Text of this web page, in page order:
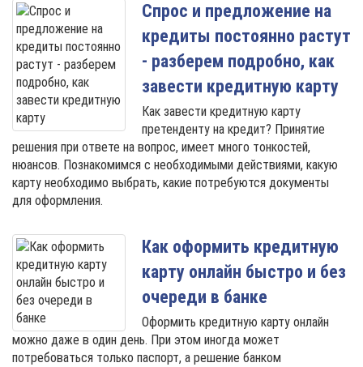
Спрос и предложение на
кредиты постоянно растут
- разберем подробно, как
завести кредитную карту
Как завести кредитную карту
претенденту на кредит? Принятие
решения при ответе на вопрос, имеет много тонкостей,
нюансов. Познакомимся с необходимыми действиями, какую
карту необходимо выбрать, какие потребуются документы
для оформления.
Как оформить кредитную
карту онлайн быстро и без
очереди в банке
Оформить кредитную карту онлайн
можно даже в один день. При этом иногда может
потребоваться только паспорт, а решение банком